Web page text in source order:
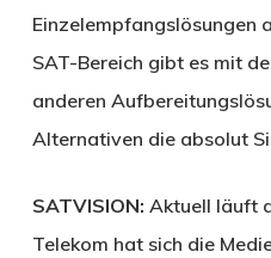
Einzelempfangslösungen
SAT-Bereich gibt es mit
anderen
Alternativen die absolut
SATVISION: Aktuell läuft
Telekom hat sich die